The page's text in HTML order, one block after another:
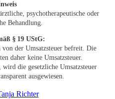
psychotherapeutische oder
Behandlung.
§ 19 UStG:
der Umsatzsteuer befreit. Die
daher keine Umsatzsteuer.
die gesetzliche Umsatzsteuer
ausgewiesen.
Richter